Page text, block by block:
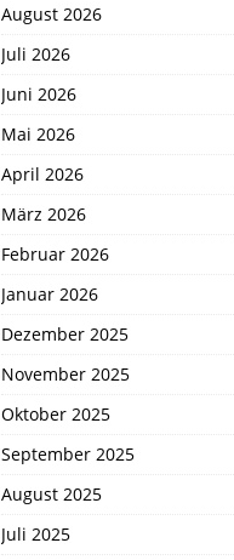
August 2026
Juli 2026
Juni 2026
Mai 2026
April 2026
März 2026
Februar 2026
Januar 2026
Dezember 2025
November 2025
Oktober 2025
September 2025
August 2025
Juli 2025